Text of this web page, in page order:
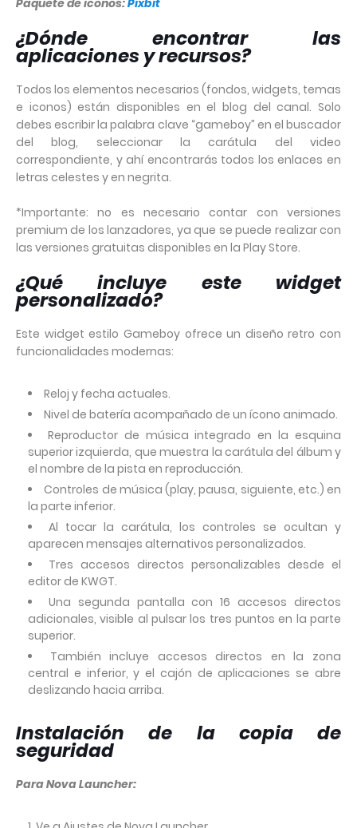
Paquete de iconos:Pixbit
¿Dónde encontrar las
aplicaciones y recursos?
Todos los elementos necesarios (fondos, widgets, temas
e iconos) están disponibles en el blog del canal. Solo
debes escribir la palabra clave “gameboy” en el buscador
del blog, seleccionar la carátula del video
correspondiente, y ahí encontrarás todos los enlaces en
letras celestes y en negrita.
*Importante: no es necesario contar con versiones
premium de los lanzadores, ya que se puede realizar con
las versiones gratuitas disponibles en la Play Store.
¿Qué incluye este widget
personalizado?
Este widget estilo Gameboy ofrece un diseño retro con
funcionalidades modernas:
Reloj y fecha actuales.
Nivel de batería acompañado de un ícono animado.
Reproductor de música integrado en la esquina
superior izquierda, que muestra la carátula del álbum y
el nombre de la pista en reproducción.
Controles de música (play, pausa, siguiente, etc.) en
la parte inferior.
Al tocar la carátula, los controles se ocultan y
aparecen mensajes alternativos personalizados.
Tres accesos directos personalizables desde el
editor de KWGT.
Una segunda pantalla con 16 accesos directos
adicionales, visible al pulsar los tres puntos en la parte
superior.
También incluye accesos directos en la zona
central e inferior, y el cajón de aplicaciones se abre
deslizando hacia arriba.
Instalación de la copia de
seguridad
Para Nova Launcher: